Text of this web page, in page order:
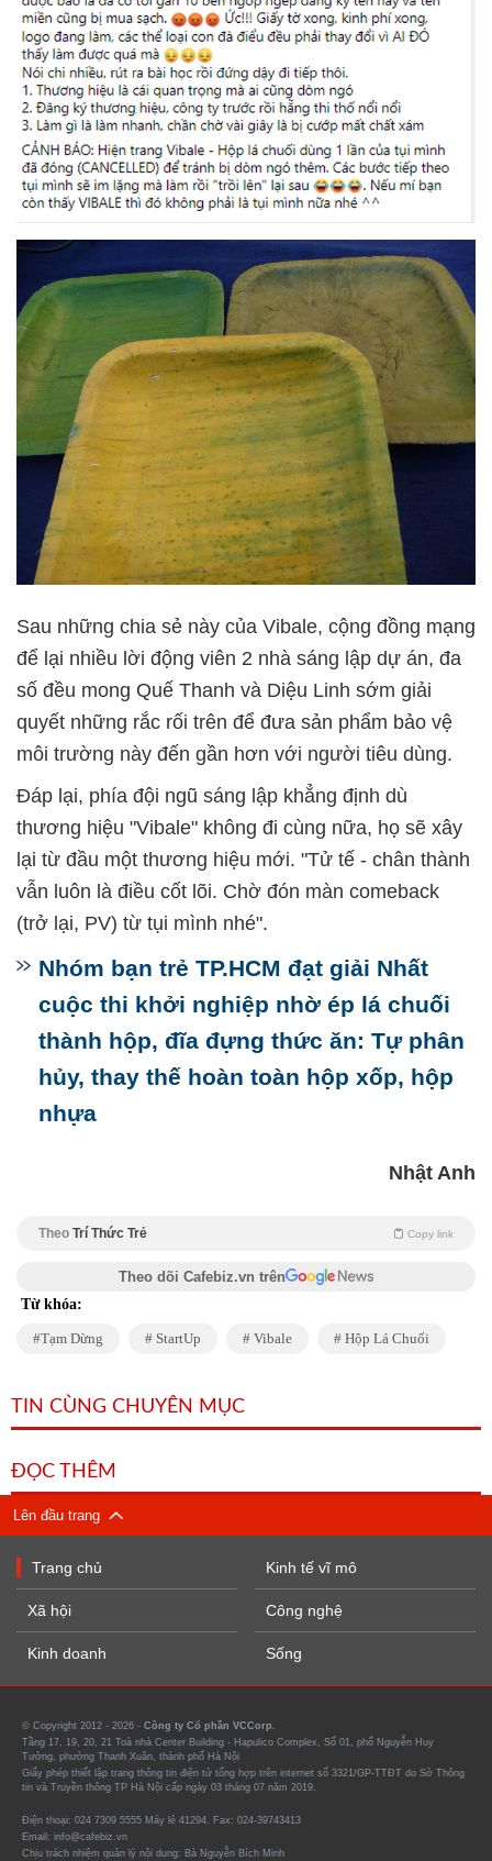
Sau những chia sẻ này của Vibale, cộng đồng mạng
để lại nhiều lời động viên 2 nhà sáng lập dự án, đa
số đều mong Quế Thanh và Diệu Linh sớm giải
quyết những rắc rối trên để đưa sản phẩm bảo vệ
môi trường này đến gần hơn với người tiêu dùng.
Đáp lại, phía đội ngũ sáng lập khẳng định dù
thương hiệu "Vibale" không đi cùng nữa, họ sẽ xây
lại từ đầu một thương hiệu mới. "Tử tế - chân thành
vẫn luôn là điều cốt lõi. Chờ đón màn comeback
(trở lại, PV) từ tụi mình nhé".
Nhóm bạn trẻ TP.HCM đạt giải Nhất
cuộc thi khởi nghiệp nhờ ép lá chuối
thành hộp, đĩa đựng thức ăn: Tự phân
hủy, thay thế hoàn toàn hộp xốp, hộp
nhựa
Nhật Anh
Theo Trí Thức Trẻ Copy link
Theo dõi Cafebiz.vn trên
Từ khóa:
Tạm Dừng StartUp Vibale Hộp Lá Chuối
TIN CÙNG CHUYÊN MỤC
ĐỌC THÊM
Lên đầu trang
Trang chủ
Xã hội
Kinh doanh
Kinh tế vĩ mô
Công nghệ
Sống
© Copyright 2012 - 2026 - Công ty Cổ phần VCCorp.
Tầng 17, 19, 20, 21 Toà nhà Center Building - Hapulico Complex, Số 01, phố Nguyễn Huy
Tưởng, phường Thanh Xuân, thành phố Hà Nội
Giấy phép thiết lập trang thông tin điện tử tổng hợp trên internet số 3321/GP-TTĐT do Sở Thông
tin và Truyền thông TP Hà Nội cấp ngày 03 tháng 07 năm 2019.
Điện thoại: 024 7309 5555 Máy lẻ 41294. Fax: 024-39743413
Email: info@cafebiz.vn
Chịu trách nhiệm quản lý nội dung: Bà Nguyễn Bích Minh